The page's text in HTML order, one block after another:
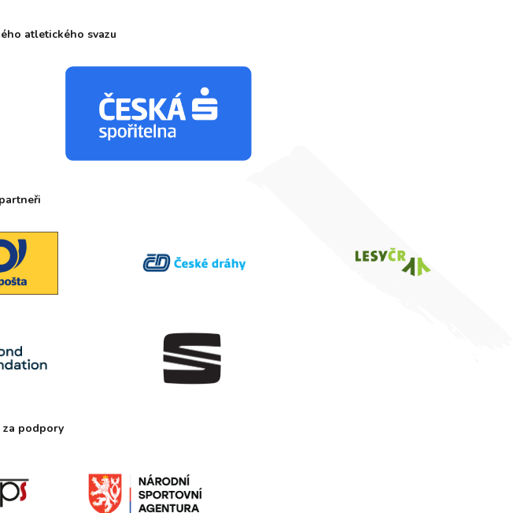
atletického svazu
podpory